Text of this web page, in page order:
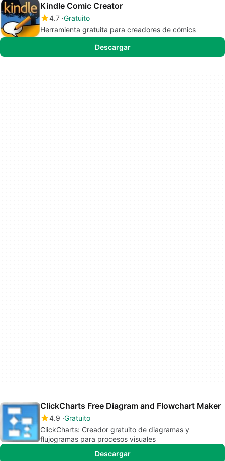
Kindle Comic Creator
4.7 Gratuito
Herramienta gratuita para creadores de cómics
Descargar
ClickCharts Free Diagram and Flowchart Maker
4.9 Gratuito
ClickCharts: Creador gratuito de diagramas y
flujogramas para procesos visuales
Descargar